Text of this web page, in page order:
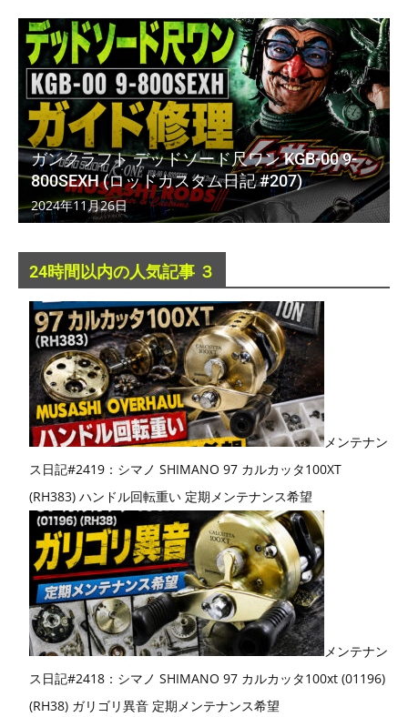
ガンクラフト デッドソード尺ワン KGB-00 9-
800SEXH (ロッドカスタム日記 #207)
2024年11月26日
24時間以内の人気記事 ３
メンテナン
ス日記#2419：シマノ SHIMANO 97 カルカッタ100XT
(RH383) ハンドル回転重い 定期メンテナンス希望
メンテナン
ス日記#2418：シマノ SHIMANO 97 カルカッタ100xt (01196)
(RH38) ガリゴリ異音 定期メンテナンス希望